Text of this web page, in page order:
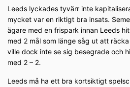
Leeds lyckades tyvärr inte
mycket var en riktigt bra insats.
ägare med en frispark innan Leeds
med 2 mål som länge såg ut att
ville dock inte se sig besegrade och
med 2 – 2.
Leeds må ha ett bra kortsiktigt